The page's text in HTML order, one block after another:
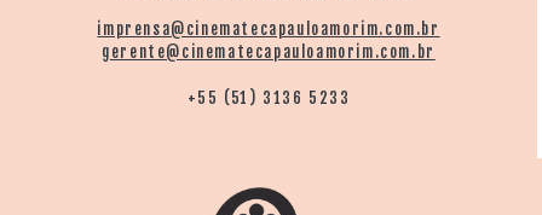
imprensa@cinematecapauloamorim.com.br
gerente@cinematecapauloamorim.com.br
+55 (51) 3136 5233